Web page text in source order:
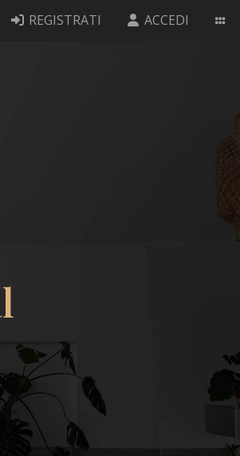
REGISTRATI ACCEDI